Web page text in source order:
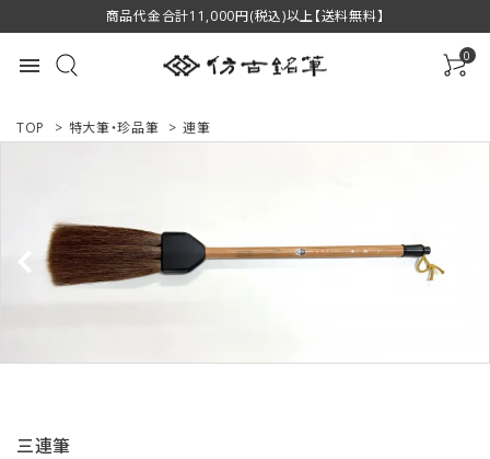
商品代金合計11,000円(税込)以上【送料無料】
menu 0
ようこそ ゲスト 様
TOP > 特大筆・珍品筆 > 連筆
三連筆